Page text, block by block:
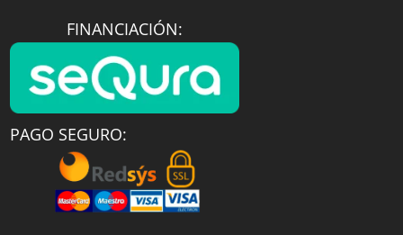
FINANCIACIÓN:
PAGO SEGURO: